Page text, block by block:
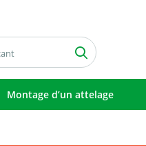
Montage d’un attelage